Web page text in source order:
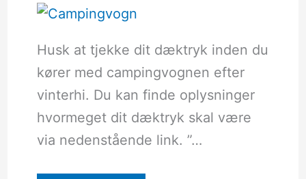
Husk at tjekke dit dæktryk inden du
kører med campingvognen efter
vinterhi. Du kan finde oplysninger
hvormeget dit dæktryk skal være
via nedenstående link. ”…